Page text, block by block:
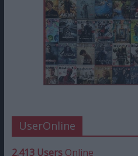
UserOnline
2.413 UsersOnline